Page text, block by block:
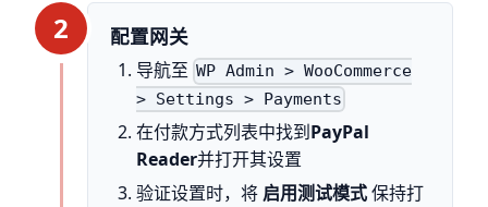
2 配置网关
导航至 WP Admin > WooCommerce
> Settings > Payments
在付款方式列表中找到PayPal
Reader并打开其设置
验证设置时，将 启用测试模式保持打